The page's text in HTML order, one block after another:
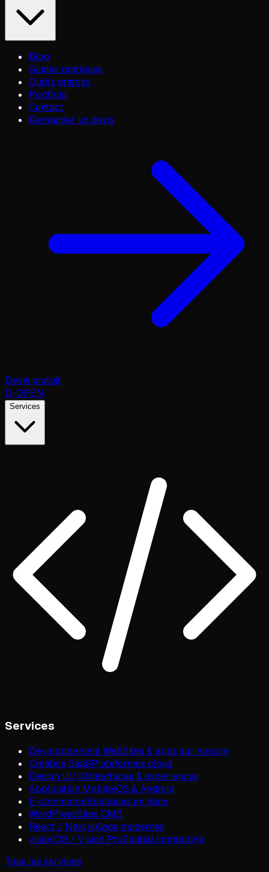
Blog
Guides pratiques
Outils gratuits
Portfolio
Contact
Demander un devis
Devis gratuit
D-OPEN
Services
Services
Développement WebSites & apps sur mesure
Création SaaSPlateformes cloud
Design UI/UXInterfaces & expériences
Application MobileiOS & Android
E-commerceBoutiques en ligne
WordPressSites CMS
React / Next.jsApps modernes
visionOS / Vision ProSpatial computing
Tous les services